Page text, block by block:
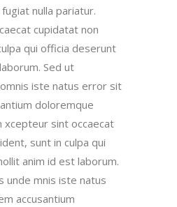
nulla pariatur.
cupidatat non
qui officia deserunt
Sed ut
iste natus error sit
doloremque
xcepteur sint occaecat
sunt in culpa qui
anim id est laborum.
unde mnis iste natus
accusantium